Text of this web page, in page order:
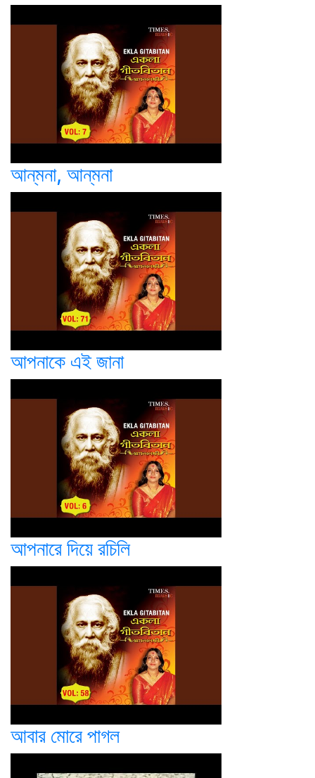
আন্‌মনা, আন্‌মনা
আপনাকে এই জানা
আপনারে দিয়ে রচিলি
আবার মোরে পাগল